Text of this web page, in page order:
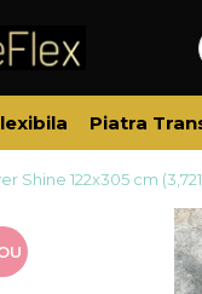
Piatra
Shine 122x305 cm